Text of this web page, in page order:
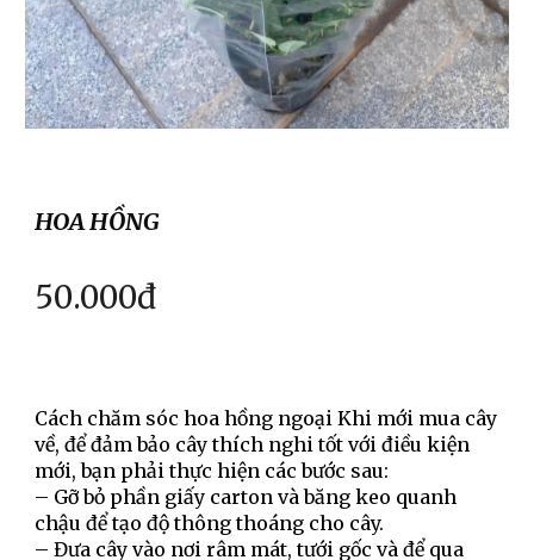
HOA HỒNG
50.000đ
Cách chăm sóc hoa hồng ngoại Khi mới mua cây
về, để đảm bảo cây thích nghi tốt với điều kiện
mới, bạn phải thực hiện các bước sau:
– Gỡ bỏ phần giấy carton và băng keo quanh
chậu để tạo độ thông thoáng cho cây.
– Đưa cây vào nơi râm mát, tưới gốc và để qua